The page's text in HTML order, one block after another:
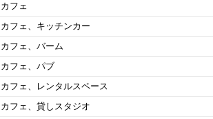
カフェ
カフェ、キッチンカー
カフェ、バーム
カフェ、パブ
カフェ、レンタルスペース
カフェ、貸しスタジオ